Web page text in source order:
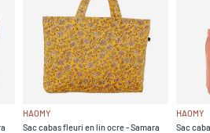
HAOMY
Sac cabas fleuri en lin ocre - Samara
HAOMY
Sac